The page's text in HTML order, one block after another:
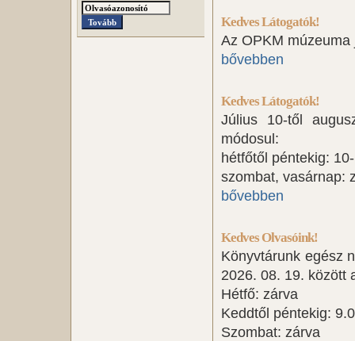
Kedves Látogatók!
Az OPKM
bővebben
Kedves Látogatók!
Július 10-től
módosul:
hétfőtől péntekig:
szombat, vasárnap:
bővebben
Kedves Olvasóink!
Könyvtárunk egész
2026. 08. 19. között
Hétfő: zárva
Keddtől péntekig:
Szombat: zárva